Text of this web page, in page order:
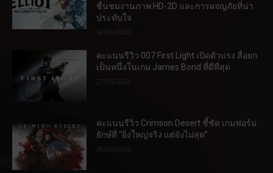
ชื่นชมงานภาพ HD-2D และการผจญภัยที่น่า
ประทับใจ
18/06/2026
คะแนนรีวิว 007 First Light เปิดตัวแรง สื่อยก
เป็นหนึ่งในเกม James Bond ที่ดีที่สุด
27/05/2026
คะแนนรีวิว Crimson Desert ชี้ชัด เกมฟอร์ม
ยักษ์ที่ “ยิ่งใหญ่จริง แต่ยังไม่สุด”
20/03/2026